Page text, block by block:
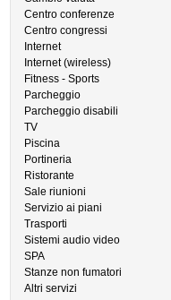
Centro conferenze
Centro congressi
Internet
Internet (wireless)
Fitness - Sports
Parcheggio
Parcheggio disabili
TV
Piscina
Portineria
Ristorante
Sale riunioni
Servizio ai piani
Trasporti
Sistemi audio video
SPA
Stanze non fumatori
Altri servizi